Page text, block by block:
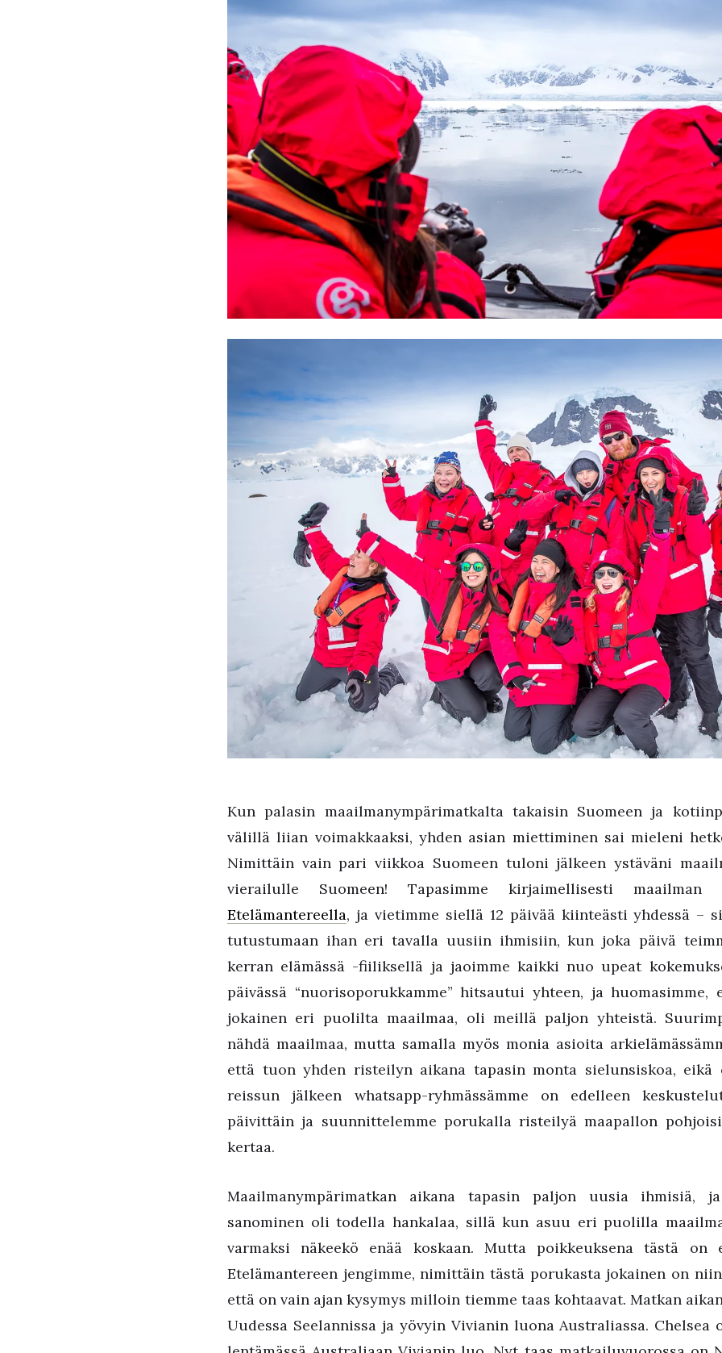
Kun palasin maailmanympärimatkalta takaisin Suomeen ja
välillä liian voimakkaaksi, yhden asian miettiminen sai mieleni
Nimittäin vain pari viikkoa Suomeen tuloni jälkeen ystäväni
vierailulle Suomeen! Tapasimme kirjaimellisesti maailman
Etelämantereella, ja vietimme siellä 12 päivää kiinteästi yhdessä –
tutustumaan ihan eri tavalla uusiin ihmisiin, kun joka päivä
kerran elämässä -fiiliksellä ja jaoimme kaikki nuo upeat
päivässä “nuorisoporukkamme” hitsautui yhteen, ja huomasimme,
jokainen eri puolilta maailmaa, oli meillä paljon yhteistä.
nähdä maailmaa, mutta samalla myös monia asioita
että tuon yhden risteilyn aikana tapasin monta sielunsiskoa, eikä
reissun jälkeen whatsapp-ryhmässämme on edelleen
päivittäin ja suunnittelemme porukalla risteilyä maapallon
kertaa.
Maailmanympärimatkan aikana tapasin paljon uusia ihmisiä,
sanominen oli todella hankalaa, sillä kun asuu eri puolilla
varmaksi näkeekö enää koskaan. Mutta poikkeuksena tästä on
Etelämantereen jengimme, nimittäin tästä porukasta jokainen on
että on vain ajan kysymys milloin tiemme taas kohtaavat. Matkan
Uudessa Seelannissa ja yövyin Vivianin luona Australiassa. Chelsea